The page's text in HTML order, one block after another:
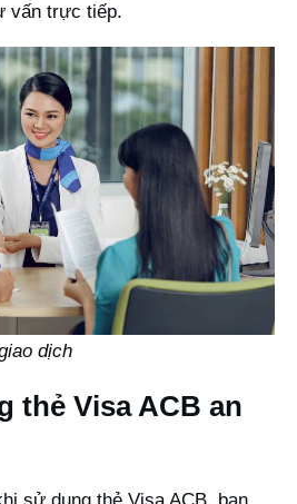
vấn trực tiếp.
dịch
thẻ Visa ACB an